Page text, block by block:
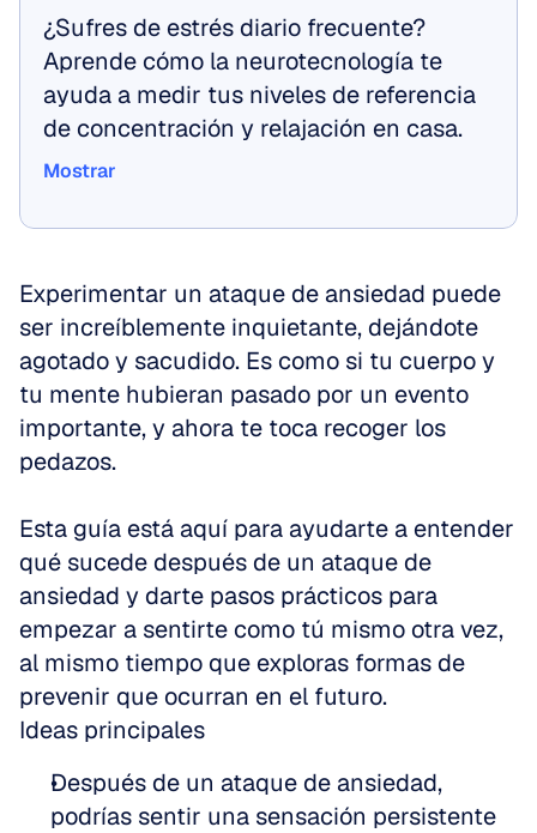
¿Sufres de estrés diario frecuente?
Aprende cómo la neurotecnología te
ayuda a medir tus niveles de referencia
de concentración y relajación en casa.
Mostrar
Experimentar un ataque de ansiedad puede
ser increíblemente inquietante, dejándote
agotado y sacudido. Es como si tu cuerpo y
tu mente hubieran pasado por un evento
importante, y ahora te toca recoger los
pedazos.
Esta guía está aquí para ayudarte a entender
qué sucede después de un ataque de
ansiedad y darte pasos prácticos para
empezar a sentirte como tú mismo otra vez,
al mismo tiempo que exploras formas de
prevenir que ocurran en el futuro.
Ideas principales
Después de un ataque de ansiedad,
podrías sentir una sensación persistente